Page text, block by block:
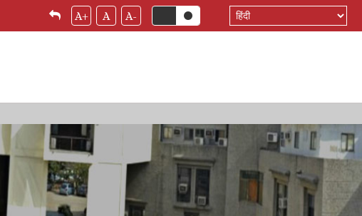
A+ A A-
Select
your